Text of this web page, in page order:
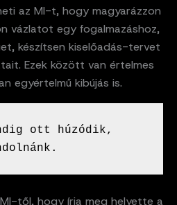
az MI-t, hogy magyarázzon
vázlatot egy fogalmazáshoz,
készítsen kiselőadás-tervet
Ezek között van értelmes
egyértelmű kibújás is.
ott húzódik,
től, hogy írja meg helyette a